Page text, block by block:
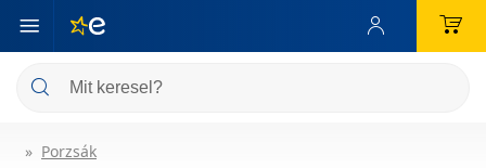
Porzsák